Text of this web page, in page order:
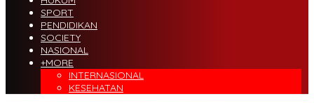
SPORT
PENDIDIKAN
SOCIETY
NASIONAL
+MORE
INTERNASIONAL
KESEHATAN